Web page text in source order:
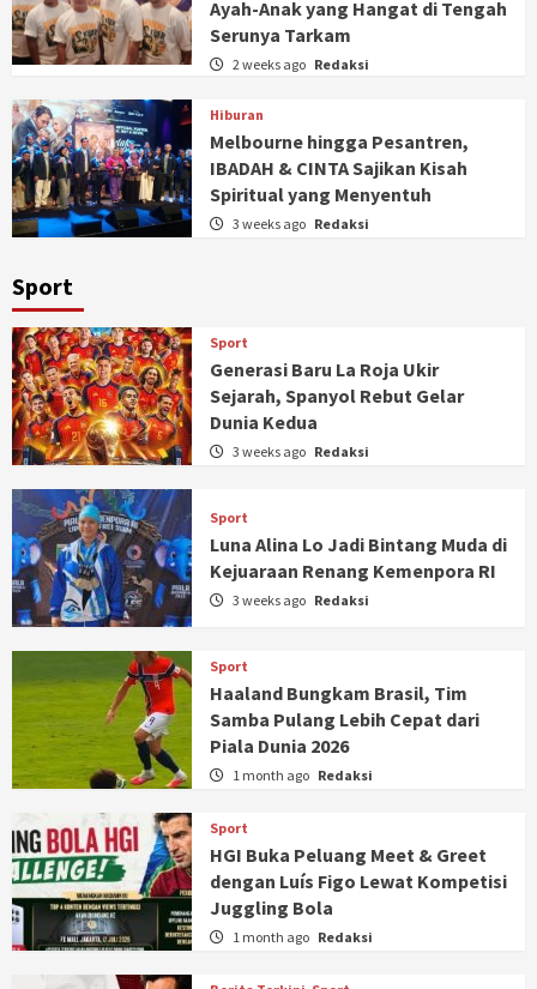
Ayah-Anak yang Hangat di Tengah
Serunya Tarkam
2 weeks ago Redaksi
Hiburan
Melbourne hingga Pesantren,
IBADAH & CINTA Sajikan Kisah
Spiritual yang Menyentuh
3 weeks ago Redaksi
Sport
Sport
Generasi Baru La Roja Ukir
Sejarah, Spanyol Rebut Gelar
Dunia Kedua
3 weeks ago Redaksi
Sport
Luna Alina Lo Jadi Bintang Muda di
Kejuaraan Renang Kemenpora RI
3 weeks ago Redaksi
Sport
Haaland Bungkam Brasil, Tim
Samba Pulang Lebih Cepat dari
Piala Dunia 2026
1 month ago Redaksi
Sport
HGI Buka Peluang Meet & Greet
dengan Luís Figo Lewat Kompetisi
Juggling Bola
1 month ago Redaksi